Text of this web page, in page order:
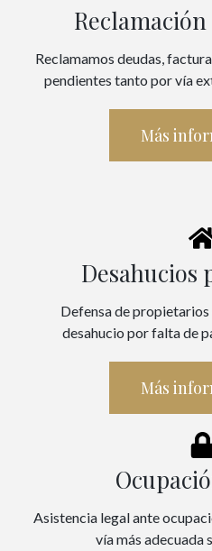
Reclamamos deudas,
pendientes tanto por vía
Más
Desahucios
Defensa de
desahucio por falta de
Más
Asistencia legal ante
vía más adecuada